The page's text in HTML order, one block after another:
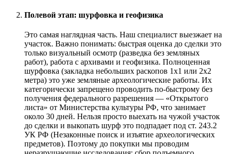
Полевой этап: шурфовка и геофизика
Это самая наглядная часть. Наш специалист выезжает на
участок. Важно понимать: быстрая оценка до сделки это
только визуальный осмотр (разведка без земляных
работ), работа с архивами и геофизика. Полноценная
шурфовка (закладка небольших раскопов 1х1 или 2х2
метра) это уже земляные археологические работы. Их
категорически запрещено проводить по-быстрому без
получения федерального разрешения — «Открытого
листа» от Министерства культуры РФ, что занимает
около 30 дней. Нельзя просто выехать на чужой участок
до сделки и выкопать шурф это подпадает под ст. 243.2
УК РФ (Незаконные поиск и изъятие археологических
предметов). Поэтому до покупки мы проводим